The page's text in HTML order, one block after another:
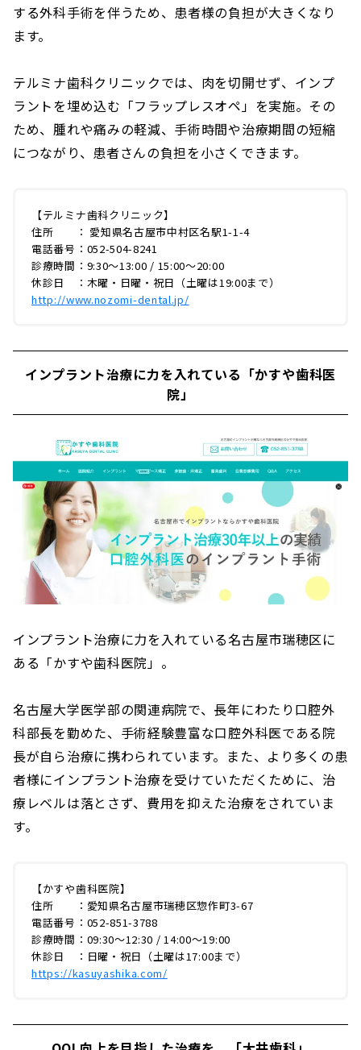
する外科手術を伴うため、患者様の負担が大きくなり
ます。
テルミナ歯科クリニックでは、肉を切開せず、インプ
ラントを埋め込む「フラップレスオペ」を実施。その
ため、腫れや痛みの軽減、手術時間や治療期間の短縮
につながり、患者さんの負担を小さくできます。
【テルミナ歯科クリニック】
住所 ： 愛知県名古屋市中村区名駅1-1-4
電話番号：052-504-8241
診療時間：9:30～13:00 / 15:00～20:00
休診日 ：木曜・日曜・祝日（土曜は19:00まで）
http://www.nozomi-dental.jp/
インプラント治療に力を入れている「かすや歯科医
院」
インプラント治療に力を入れている名古屋市瑞穂区に
ある「かすや歯科医院」。
名古屋大学医学部の関連病院で、長年にわたり口腔外
科部長を勤めた、手術経験豊富な口腔外科医である院
長が自ら治療に携わられています。また、より多くの患
者様にインプラント治療を受けていただくために、治
療レベルは落とさず、費用を抑えた治療をされていま
す。
【かすや歯科医院】
住所 ：愛知県名古屋市瑞穂区惣作町3-67
電話番号：052-851-3788
診療時間：09:30～12:30 / 14:00～19:00
休診日 ：日曜・祝日（土曜は17:00まで）
https://kasuyashika.com/